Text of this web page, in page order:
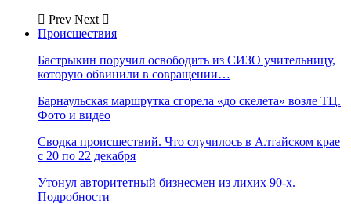
Prev Next
Происшествия
Бастрыкин поручил освободить из СИЗО учительницу,
которую обвинили в совращении…
Барнаульская маршрутка сгорела «до скелета» возле ТЦ.
Фото и видео
Сводка происшествий. Что случилось в Алтайском крае
с 20 по 22 декабря
Утонул авторитетный бизнесмен из лихих 90-х.
Подробности